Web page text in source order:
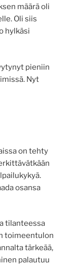
määrä oli
Oli siis
hylkäsi
pieniin
Nyt
on tehty
osansa
tilanteessa
toimeentulon
tärkeää,
palautuu